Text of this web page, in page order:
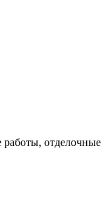
работы, отделочные